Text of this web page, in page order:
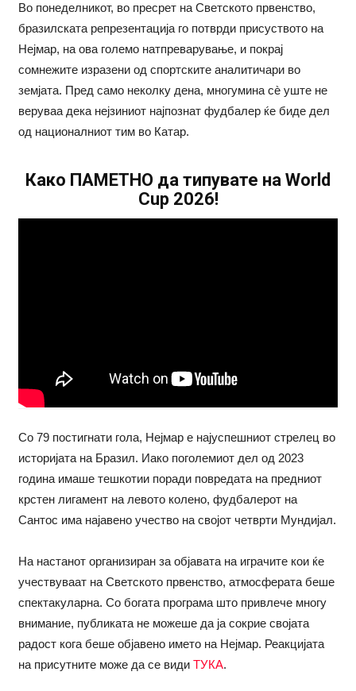
Во понеделникот, во пресрет на Светското првенство,
бразилската репрезентација го потврди присуството на
Нејмар, на ова големо натпреварување, и покрај
сомнежите изразени од спортските аналитичари во
земјата. Пред само неколку дена, многумина сè уште не
веруваа дека нејзиниот најпознат фудбалер ќе биде дел
од националниот тим во Катар.
Како ПАМЕТНО да типувате на World
Cup 2026!
Со 79 постигнати гола, Нејмар е најуспешниот стрелец во
историјата на Бразил. Иако поголемиот дел од 2023
година имаше тешкотии поради повредата на предниот
крстен лигамент на левото колено, фудбалерот на
Сантос има најавено учество на својот четврти Мундијал.
На настанот организиран за објавата на играчите кои ќе
учествуваат на Светското првенство, атмосферата беше
спектакуларна. Со богата програма што привлече многу
внимание, публиката не можеше да ја сокрие својата
радост кога беше објавено името на Нејмар. Реакцијата
на присутните може да се види ТУКА.